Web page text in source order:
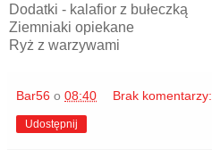
Dodatki - kalafior z bułeczką
Ziemniaki opiekane
Ryż z warzywami
Bar56 o 08:40 Brak komentarzy:
Udostępnij